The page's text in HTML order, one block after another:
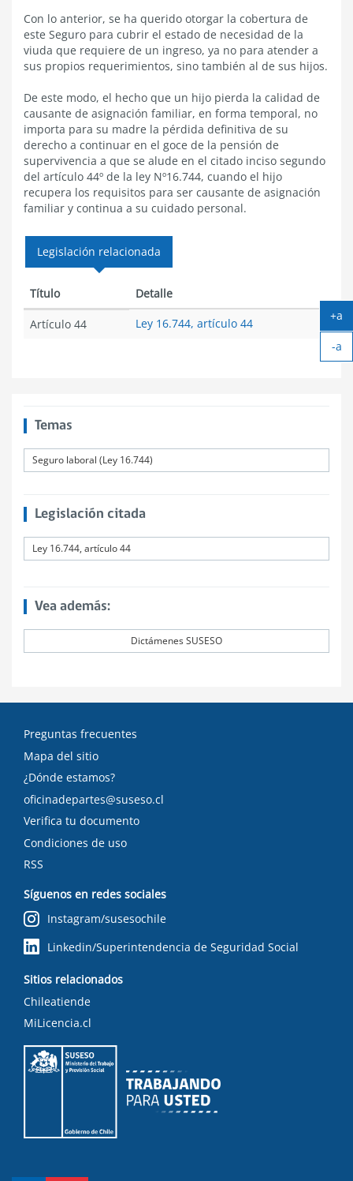
Con lo anterior, se ha querido otorgar la cobertura de
este Seguro para cubrir el estado de necesidad de la
viuda que requiere de un ingreso, ya no para atender a
sus propios requerimientos, sino también al de sus hijos.
De este modo, el hecho que un hijo pierda la calidad de
causante de asignación familiar, en forma temporal, no
importa para su madre la pérdida definitiva de su
derecho a continuar en el goce de la pensión de
supervivencia a que se alude en el citado inciso segundo
del artículo 44º de la ley Nº16.744, cuando el hijo
recupera los requisitos para ser causante de asignación
familiar y continua a su cuidado personal.
Legislación relacionada
Título Detalle
Artículo 44 Ley 16.744, artículo 44
Temas
Seguro laboral (Ley 16.744)
Legislación citada
Ley 16.744, artículo 44
Vea además:
Dictámenes SUSESO
Preguntas frecuentes
Mapa del sitio
¿Dónde estamos?
oficinadepartes@suseso.cl
Verifica tu documento
Condiciones de uso
RSS
Síguenos en redes sociales
Instagram/susesochile
Linkedin/Superintendencia de Seguridad Social
Sitios relacionados
Chileatiende
MiLicencia.cl
+a
-a